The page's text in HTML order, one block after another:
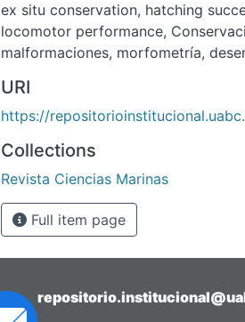
ex situ conservation, hatching
locomotor performance,
malformaciones, morfometría,
URI
https://
Collections
Revista Ciencias Marinas
Full item page